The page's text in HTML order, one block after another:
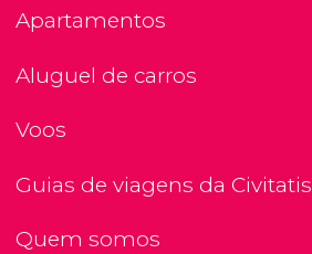
Apartamentos
Aluguel de carros
Voos
Guias de viagens da Civitatis
Quem somos